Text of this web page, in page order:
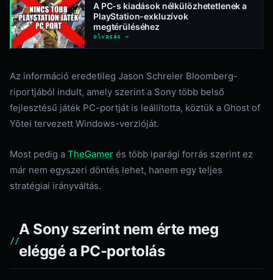
A PC-s kiadások nélkülözhetetlenek a
PlayStation-exkluzívok
megtérüléséhez
olvasás →
Az információ eredetileg Jason Schreier Bloomberg-
riportjából indult, amely szerint a Sony több belső
fejlesztésű játék PC-portját is leállította, köztük a Ghost of
Yōtei tervezett Windows-verzióját.
Most pedig a TheGamer és több iparági forrás szerint ez
már nem egyszeri döntés lehet, hanem egy teljes
stratégiai irányváltás.
A Sony szerint nem érte meg
eléggé a PC-portolás